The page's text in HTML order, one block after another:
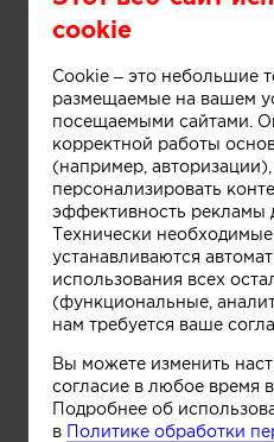
Дом в стиле Тюдор.
Александры Спицыной
cookie
Cookie – это небольшие
размещаемые на вашем
посещаемыми сайтами.
корректной работы
(например,
персонализировать
эффективность рекламы
Технически
устанавливаются
использования всех
(функциональные,
нам требуется ваше
Вы можете изменить
согласие в любое время
Подробнее об
в Политике обработки